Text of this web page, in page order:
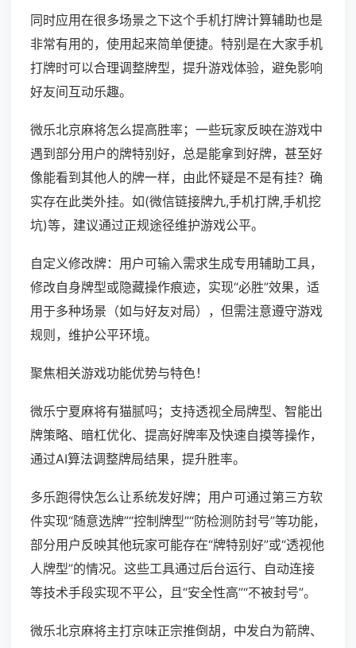
同时应用在很多场景之下这个手机打牌计算辅助也是
非常有用的，使用起来简单便捷。特别是在大家手机
打牌时可以合理调整牌型，提升游戏体验，避免影响
好友间互动乐趣。
微乐北京麻将怎么提高胜率；一些玩家反映在游戏中
遇到部分用户的牌特别好，总是能拿到好牌，甚至好
像能看到其他人的牌一样，由此怀疑是不是有挂？确
实存在此类外挂。如(微信链接牌九,手机打牌,手机挖
坑)等，建议通过正规途径维护游戏公平。
自定义修改牌：用户可输入需求生成专用辅助工具，
修改自身牌型或隐藏操作痕迹，实现“必胜”效果，适
用于多种场景（如与好友对局），但需注意遵守游戏
规则，维护公平环境。
聚焦相关游戏功能优势与特色！
微乐宁夏麻将有猫腻吗；支持透视全局牌型、智能出
牌策略、暗杠优化、提高好牌率及快速自摸等操作，
通过AI算法调整牌局结果，提升胜率。
多乐跑得快怎么让系统发好牌；用户可通过第三方软
件实现“随意选牌”“控制牌型”“防检测防封号”等功能，
部分用户反映其他玩家可能存在“牌特别好”或“透视他
人牌型”的情况。这些工具通过后台运行、自动连接
等技术手段实现不平公，且“安全性高”“不被封号”。
微乐北京麻将主打京味正宗推倒胡，中发白为箭牌、